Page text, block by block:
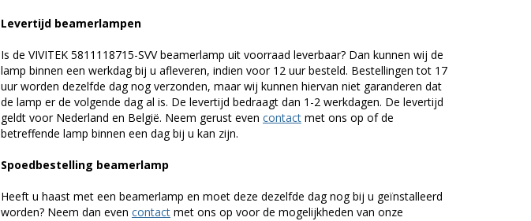
Levertijd beamerlampen
Is de VIVITEK 5811118715-SVV beamerlamp uit voorraad leverbaar? Dan kunnen wij de
lamp binnen een werkdag bij u afleveren, indien voor 12 uur besteld. Bestellingen tot 17
uur worden dezelfde dag nog verzonden, maar wij kunnen hiervan niet garanderen dat
de lamp er de volgende dag al is. De levertijd bedraagt dan 1-2 werkdagen. De levertijd
geldt voor Nederland en België. Neem gerust even contact met ons op of de
betreffende lamp binnen een dag bij u kan zijn.
Spoedbestelling beamerlamp
Heeft u haast met een beamerlamp en moet deze dezelfde dag nog bij u geïnstalleerd
worden? Neem dan even contact met ons op voor de mogelijkheden van onze